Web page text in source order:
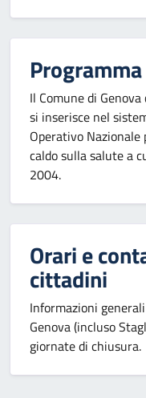
Il Comune di
si inserisce nel
Operativo
caldo sulla salute a
2004.
Orari e
cittadini
Informazioni
Genova (incluso
giornate di chiusura.